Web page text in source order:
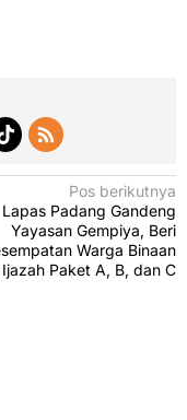
Pos berikutnya
Lapas Padang Gandeng
Yayasan Gempiya, Beri
Warga Binaan
Ijazah Paket A, B, dan C